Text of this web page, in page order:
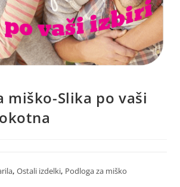
miško-Slika po vaši
,Ostali izdelki, Podloga za miško